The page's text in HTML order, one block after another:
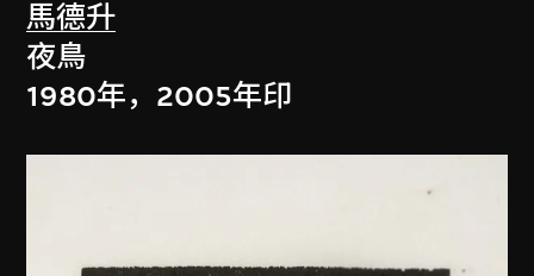
馬德升
夜鳥
1980年，2005年印